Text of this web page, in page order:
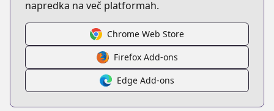
napredka na več platformah.
Chrome Web Store
Firefox Add-ons
Edge Add-ons